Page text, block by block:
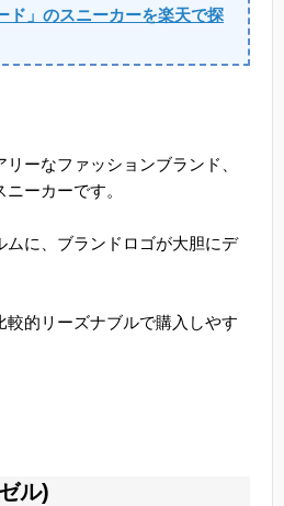
ド」のスニーカーを楽天で探
ーなファッションブランド、
ーカーです。
ムに、ブランドロゴが大胆にデ
較的リーズナブルで購入しやす
ル)